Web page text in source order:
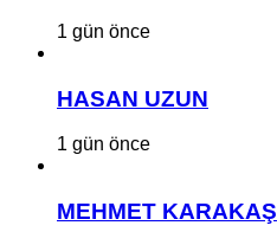
1 gün önce
HASAN UZUN
1 gün önce
MEHMET KARAKAŞ